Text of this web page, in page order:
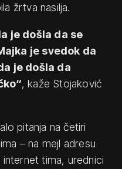
žrtva nasilja.
je došla da se
je svedok da
je došla da
, kaže Stojaković
pitanja na četiri
– na mejl adresu
tima, urednici